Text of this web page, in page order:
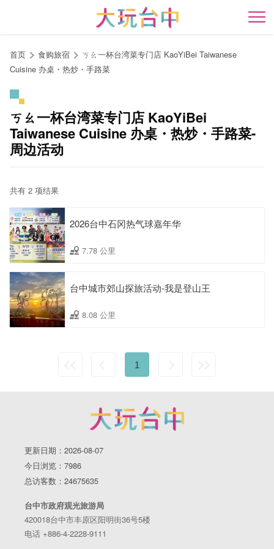
开
首页 食购旅宿
ㄎㄠ一杯台湾菜专门店 KaoYiBei Taiwanese
Cuisine 办桌・热炒・手路菜
ㄎㄠ一杯台湾菜专门店 KaoYiBei
Taiwanese Cuisine 办桌・热炒・手路菜-
周边活动
共有 2 项结果
2026台中石冈热气球嘉年华
7.78 公里
台中城市郊山探旅活动-我是登山王
8.08 公里
1
更新日期：2026-08-07
今日浏览：7986
总访客数：24675635
台中市政府观光旅游局
420018台中市丰原区阳明街36号5楼
电话 +886-4-2228-9111